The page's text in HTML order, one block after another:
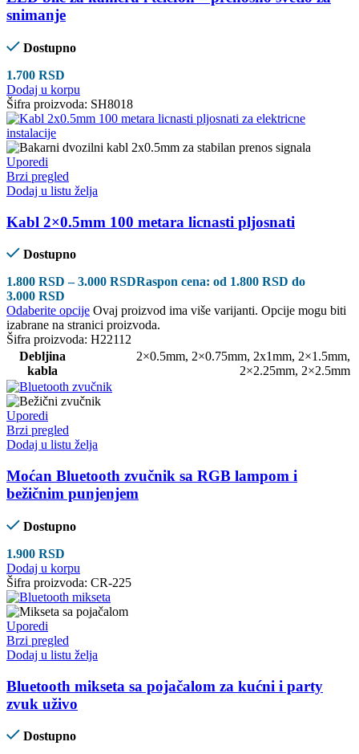
snimanje
Dostupno
1.700 RSD
Dodaj u korpu
Šifra proizvoda: SH8018
Uporedi
Brzi pregled
Dodaj u listu želja
Kabl 2×0.5mm 100 metara licnasti pljosnati
Dostupno
1.800 RSD – 3.000 RSDRaspon cena: od 1.800 RSD do
3.000 RSD
Odaberite opcije Ovaj proizvod ima više varijanti. Opcije mogu biti
izabrane na stranici proizvoda.
Šifra proizvoda: H22112
Debljina
kabla
2×0.5mm, 2×0.75mm, 2x1mm, 2×1.5mm,
2×2.25mm, 2×2.5mm
Uporedi
Brzi pregled
Dodaj u listu želja
Moćan Bluetooth zvučnik sa RGB lampom i
bežičnim punjenjem
Dostupno
1.900 RSD
Dodaj u korpu
Šifra proizvoda: CR-225
Uporedi
Brzi pregled
Dodaj u listu želja
Bluetooth mikseta sa pojačalom za kućni i party
zvuk uživo
Dostupno